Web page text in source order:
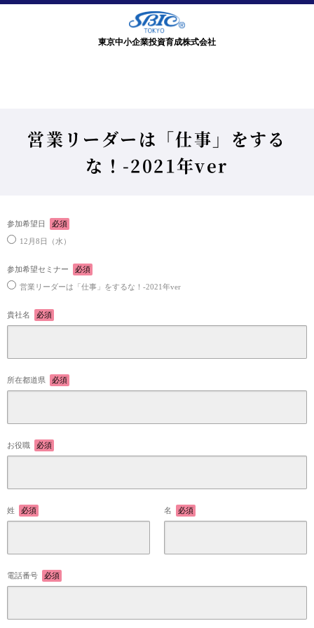
東京中小企業投資育成株式会社
営業リーダーは「仕事」をする
な！-2021年ver
参加希望日 必須
12月8日（水）
参加希望セミナー 必須
営業リーダーは「仕事」をするな！-2021年ver
貴社名 必須
所在都道県 必須
お役職 必須
姓 必須 名 必須
電話番号 必須